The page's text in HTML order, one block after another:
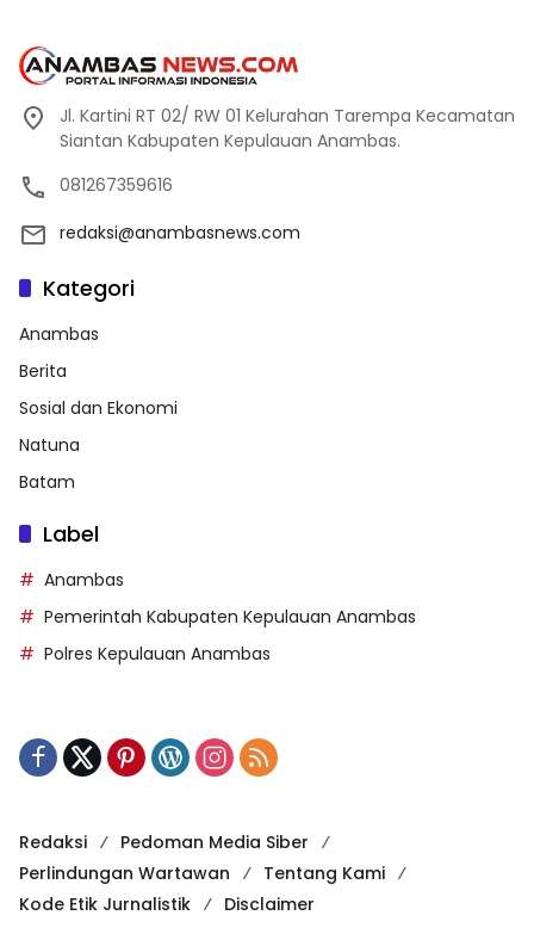
Jl. Kartini RT 02/ RW 01 Kelurahan Tarempa Kecamatan
Siantan Kabupaten Kepulauan Anambas.
081267359616
redaksi@anambasnews.com
Kategori
Anambas
Berita
Sosial dan Ekonomi
Natuna
Batam
Label
Anambas
Pemerintah Kabupaten Kepulauan Anambas
Polres Kepulauan Anambas
Redaksi
Pedoman Media Siber
Perlindungan Wartawan
Tentang Kami
Kode Etik Jurnalistik
Disclaimer